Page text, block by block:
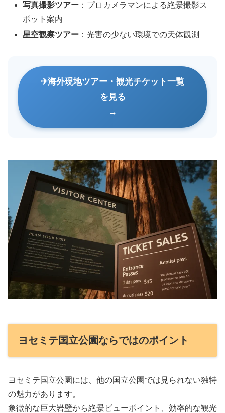
写真撮影ツアー ：プロカメラマンによる絶景撮影ス
ポット案内
星空観察ツアー ：光害の少ない環境での天体観測
海外現地ツアー・観光チケット一覧
を見る
ヨセミテ国立公園ならではのポイント
ヨセミテ国立公園には、他の国立公園では見られない独特
の魅力があります。
象徴的な巨大岩壁から絶景ビューポイント、効率的な観光